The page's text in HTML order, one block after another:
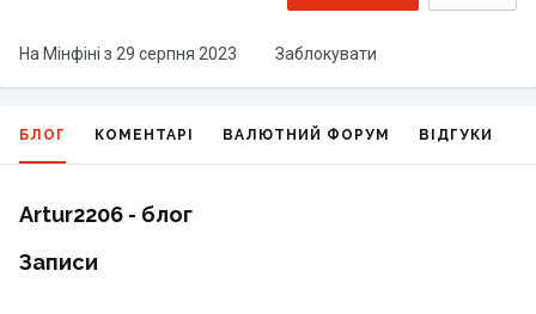
На Мінфіні з 29 серпня 2023 Заблокувати
БЛОГ КОМЕНТАРІ ВАЛЮТНИЙ ФОРУМ ВІДГУКИ
Artur2206 - блог
Записи